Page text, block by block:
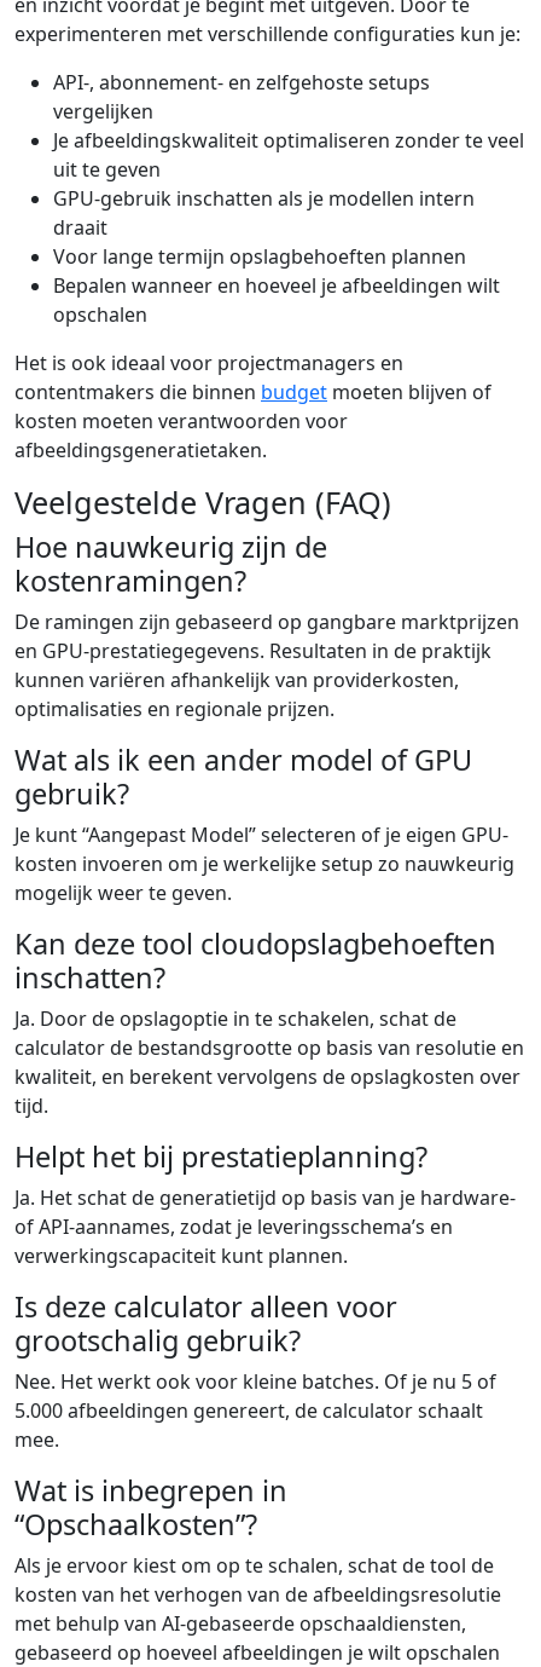
experimenteren met verschillende configuraties kun je:
API-, abonnement- en zelfgehoste setups
vergelijken
Je afbeeldingskwaliteit optimaliseren zonder te veel
uit te geven
GPU-gebruik inschatten als je modellen intern
draait
Voor lange termijn opslagbehoeften plannen
Bepalen wanneer en hoeveel je afbeeldingen wilt
opschalen
Het is ook ideaal voor projectmanagers en
contentmakers die binnen budget moeten blijven of
kosten moeten verantwoorden voor
afbeeldingsgeneratietaken.
Veelgestelde Vragen (FAQ)
Hoe nauwkeurig zijn de
kostenramingen?
De ramingen zijn gebaseerd op gangbare marktprijzen
en GPU-prestatiegegevens. Resultaten in de praktijk
kunnen variëren afhankelijk van providerkosten,
optimalisaties en regionale prijzen.
Wat als ik een ander model of GPU
gebruik?
Je kunt “Aangepast Model” selecteren of je eigen GPU-
kosten invoeren om je werkelijke setup zo nauwkeurig
mogelijk weer te geven.
Kan deze tool cloudopslagbehoeften
inschatten?
Ja. Door de opslagoptie in te schakelen, schat de
calculator de bestandsgrootte op basis van resolutie en
kwaliteit, en berekent vervolgens de opslagkosten over
tijd.
Helpt het bij prestatieplanning?
Ja. Het schat de generatietijd op basis van je hardware-
of API-aannames, zodat je leveringsschema’s en
verwerkingscapaciteit kunt plannen.
Is deze calculator alleen voor
grootschalig gebruik?
Nee. Het werkt ook voor kleine batches. Of je nu 5 of
5.000 afbeeldingen genereert, de calculator schaalt
mee.
Wat is inbegrepen in
“Opschaalkosten”?
Als je ervoor kiest om op te schalen, schat de tool de
kosten van het verhogen van de afbeeldingsresolutie
met behulp van AI-gebaseerde opschaaldiensten,
gebaseerd op hoeveel afbeeldingen je wilt opschalen